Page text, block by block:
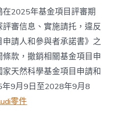
在2025年基金項目評審期
審信息、實施請托，違反
申請人和參與者承諾書》之
款，撤銷相關基金項目申
天然科學基金項目申請和
9月9日至2028年9月8
零件